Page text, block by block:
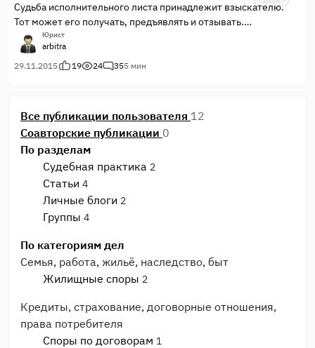
Судьба исполнительного листа принадлежит взыскателю.
Тот может его получать, предъявлять и отзывать.
Законодатель предоставил единственную возможность
должнику обжаловать сей документ по причине
ничтожности, и только в случае его выдачи до вступления в
Юрист
arbitra
29.11.2015
19 24 355 мин
Все публикации пользователя 12
Соавторские публикации 0
По разделам
Судебная практика 2
Статьи 4
Личные блоги 2
Группы 4
По категориям дел
Семья, работа, жильё, наследство, быт
Жилищные споры 2
Кредиты, страхование, договорные отношения,
права потребителя
Споры по договорам 1